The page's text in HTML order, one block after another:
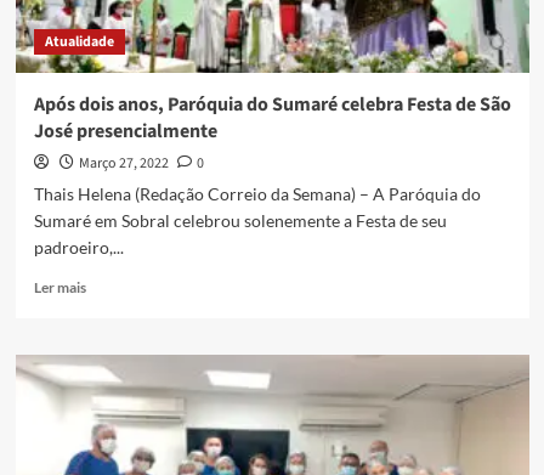
Atualidade
Após dois anos, Paróquia do Sumaré celebra Festa de São
José presencialmente
Março 27, 2022
0
Thais Helena (Redação Correio da Semana) – A Paróquia do
Sumaré em Sobral celebrou solenemente a Festa de seu
padroeiro,...
Ler mais